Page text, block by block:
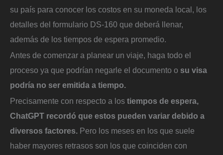
su país para conocer los costos en su moneda local, los
detalles del formulario DS-160 que deberá llenar,
además de los tiempos de espera promedio.
Antes de comenzar a planear un viaje, haga todo el
proceso ya que podrían negarle el documento o su visa
podría no ser emitida a tiempo.
Precisamente con respecto a los tiempos de espera,
ChatGPT recordó que estos pueden variar debido a
diversos factores. Pero los meses en los que suele
haber mayores retrasos son los que coinciden con